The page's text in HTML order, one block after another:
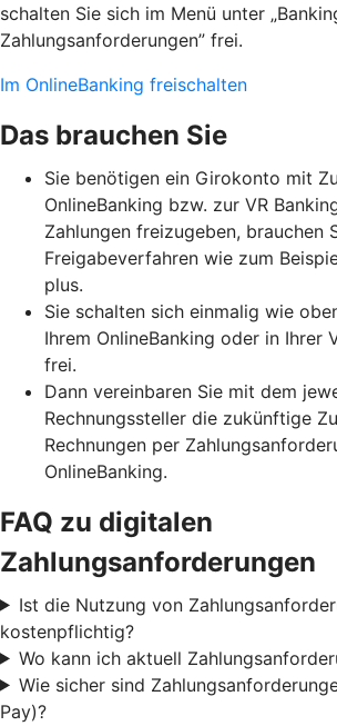
schalten Sie sich im Menü unter
Zahlungsanforderungen” frei.
Im OnlineBanking freischalten
Das brauchen Sie
Sie benötigen ein Girokonto mit
OnlineBanking bzw. zur VR
Zahlungen freizugeben, brauchen
Freigabeverfahren wie zum
plus.
Sie schalten sich einmalig wie
Ihrem OnlineBanking oder in Ihrer
frei.
Dann vereinbaren Sie mit dem
Rechnungssteller die zukünftige
Rechnungen per
OnlineBanking.
FAQ zu digitalen
Zahlungsanforderungen
Ist die Nutzung von
kostenpflichtig?
Wo kann ich aktuell
Wie sicher sind
Pay)?